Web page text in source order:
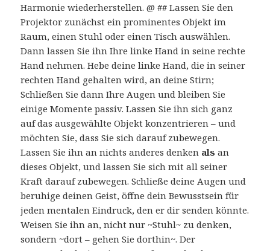
Harmonie wiederherstellen. @ ## Lassen Sie den
Projektor zunächst ein prominentes Objekt im
Raum, einen Stuhl oder einen Tisch auswählen.
Dann lassen Sie ihn Ihre linke Hand in seine rechte
Hand nehmen. Hebe deine linke Hand, die in seiner
rechten Hand gehalten wird, an deine Stirn;
Schließen Sie dann Ihre Augen und bleiben Sie
einige Momente passiv. Lassen Sie ihn sich ganz
auf das ausgewählte Objekt konzentrieren – und
möchten Sie, dass Sie sich darauf zubewegen.
Lassen Sie ihn an nichts anderes denken als an
dieses Objekt, und lassen Sie sich mit all seiner
Kraft darauf zubewegen. Schließe deine Augen und
beruhige deinen Geist, öffne dein Bewusstsein für
jeden mentalen Eindruck, den er dir senden könnte.
Weisen Sie ihn an, nicht nur ~Stuhl~ zu denken,
sondern ~dort – gehen Sie dorthin~. Der